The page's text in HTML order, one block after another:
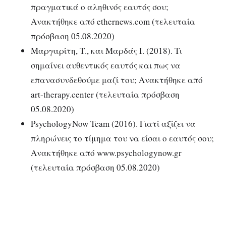
πραγματικά ο αληθινός εαυτός σου;
Ανακτήθηκε από ethernews.com (τελευταία
πρόσβαση 05.08.2020)
Mαργαρίτη, Τ., και Μαρδάς Ι. (2018). Τι
σημαίνει αυθεντικός εαυτός και πως να
επανασυνδεθούμε μαζί του; Ανακτήθηκε από
art-therapy.center (τελευταία πρόσβαση
05.08.2020)
PsychologyNow Team (2016). Γιατί αξίζει να
πληρώνεις το τίμημα του να είσαι ο εαυτός σου;
Ανακτήθηκε από www.psychologynow.gr
(τελευταία πρόσβαση 05.08.2020)